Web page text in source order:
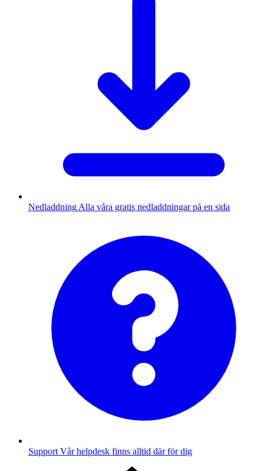
Nedladdning Alla våra gratis nedladdningar på en sida
Support Vår helpdesk finns alltid där för dig